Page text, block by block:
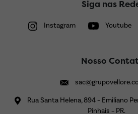
Siga nas
Instagram Youtube
Nosso
Rua Santa Helena, 894 – Emiliano
Pinhais – PR.